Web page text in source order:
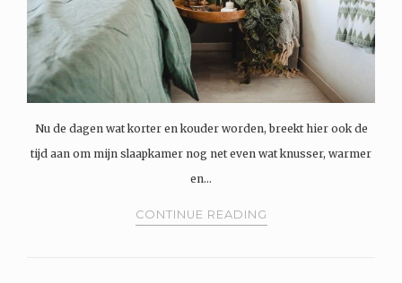
Nu de dagen wat korter en kouder worden, breekt hier ook de
tijd aan om mijn slaapkamer nog net even wat knusser, warmer
en…
CONTINUE READING